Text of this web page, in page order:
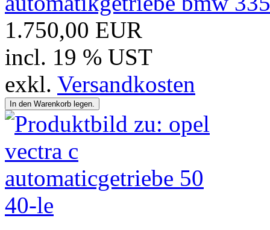
1.750,00 EUR
incl. 19 % UST
exkl. Versandkosten